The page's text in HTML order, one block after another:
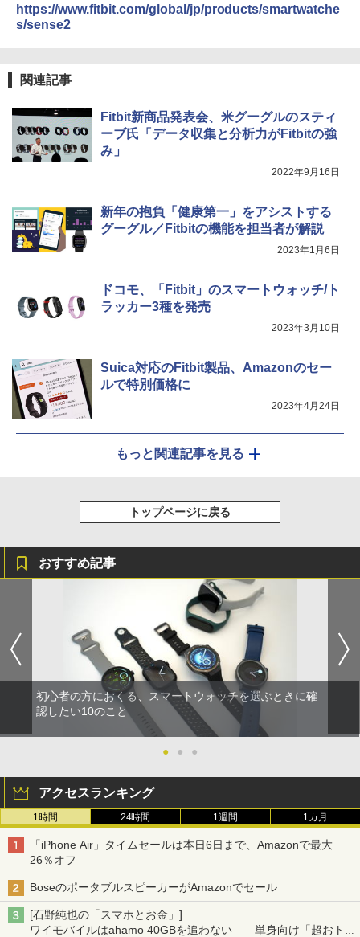
https://www.fitbit.com/global/jp/products/smartwatche
s/sense2
関連記事
Fitbit新商品発表会、米グーグルのスティ
ーブ氏「データ収集と分析力がFitbitの強
み」
2022年9月16日
新年の抱負「健康第一」をアシストする
グーグル／Fitbitの機能を担当者が解説
2023年1月6日
ドコモ、「Fitbit」のスマートウォッチ/ト
ラッカー3種を発売
2023年3月10日
Suica対応のFitbit製品、Amazonのセー
ルで特別価格に
2023年4月24日
もっと関連記事を見る
トップページに戻る
おすすめ記事
初心者の方におくる、スマートウォッチを選ぶときに確
認したい10のこと
● ● ●
アクセスランキング
1時間 24時間 1週間 1カ月
「iPhone Air」タイムセールは本日6日まで、Amazonで最大
26％オフ
BoseのポータブルスピーカーがAmazonでセール
[石野純也の「スマホとお金」]
ワイモバイルはahamo 40GBを追わない――単身向け「超おトク